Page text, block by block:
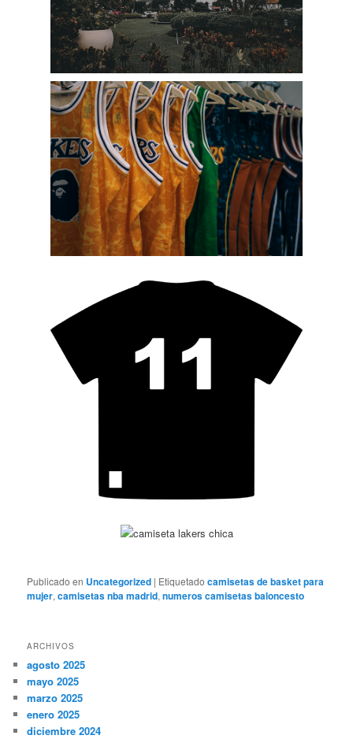
Publicado en Uncategorized | Etiquetado camisetas de basket para
mujer,camisetas nba madrid,numeros camisetas baloncesto
ARCHIVOS
agosto 2025
mayo 2025
marzo 2025
enero 2025
diciembre 2024